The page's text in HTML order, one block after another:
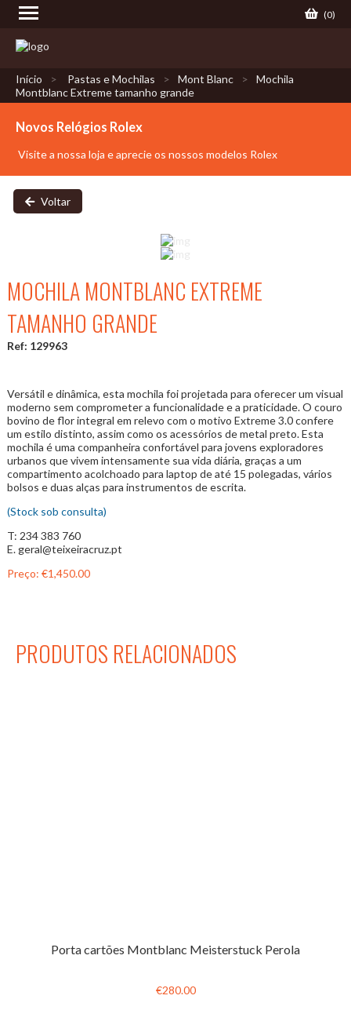
(0)
Início Pastas e Mochilas Mont Blanc
Mochila
Montblanc Extreme tamanho grande
Novos Relógios Rolex
Visite a nossa loja e aprecie os nossos modelos Rolex
Voltar
MOCHILA MONTBLANC EXTREME
TAMANHO GRANDE
Ref: 129963
Versátil e dinâmica, esta mochila foi projetada para oferecer um visual
moderno sem comprometer a funcionalidade e a praticidade. O couro
bovino de flor integral em relevo com o motivo Extreme 3.0 confere
um estilo distinto, assim como os acessórios de metal preto. Esta
mochila é uma companheira confortável para jovens exploradores
urbanos que vivem intensamente sua vida diária, graças a um
compartimento acolchoado para laptop de até 15 polegadas, vários
bolsos e duas alças para instrumentos de escrita.
(Stock sob consulta)
T: 234 383 760
E. geral@teixeiracruz.pt
Preço: €1,450.00
PRODUTOS RELACIONADOS
Porta cartões Montblanc Meisterstuck Perola
€280.00